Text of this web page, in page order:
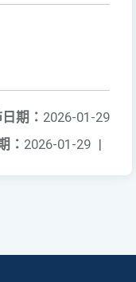
期： 2026-01-29
： 2026-01-29 |